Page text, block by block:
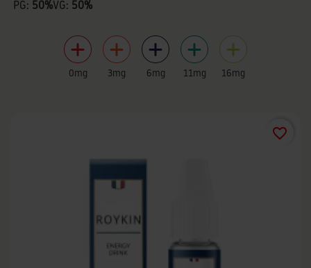
PG: 50%VG: 50%
0mg 3mg 6mg 11mg 16mg
favorite_border